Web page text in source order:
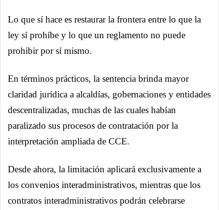
Lo que sí hace es restaurar la frontera entre lo que la
ley sí prohíbe y lo que un reglamento no puede
prohibir por sí mismo.
En términos prácticos, la sentencia brinda mayor
claridad jurídica a alcaldías, gobernaciones y entidades
descentralizadas, muchas de las cuales habían
paralizado sus procesos de contratación por la
interpretación ampliada de CCE.
Desde ahora, la limitación aplicará exclusivamente a
los convenios interadministrativos, mientras que los
contratos interadministrativos podrán celebrarse